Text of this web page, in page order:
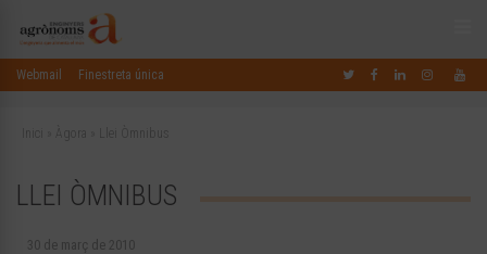
Webmail Finestreta única
Inici Àgora Llei Òmnibus
LLEI ÒMNIBUS
30 de març de 2010